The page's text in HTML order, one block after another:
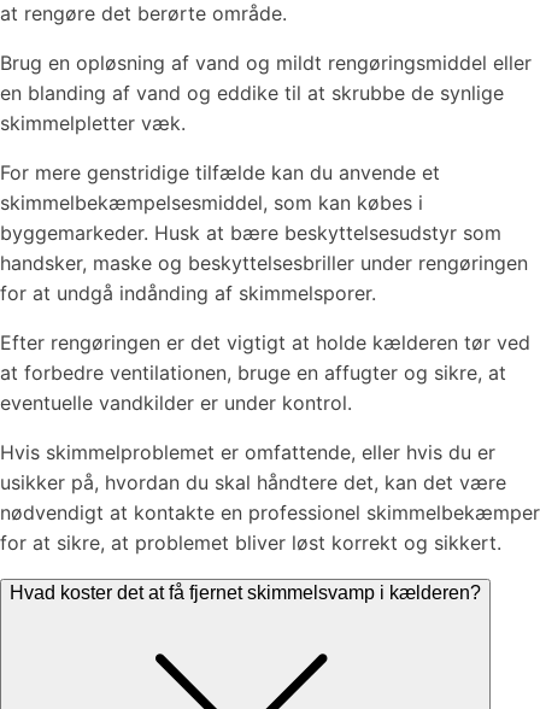
at rengøre det berørte område.
Brug en opløsning af vand og mildt rengøringsmiddel eller
en blanding af vand og eddike til at skrubbe de synlige
skimmelpletter væk.
For mere genstridige tilfælde kan du anvende et
skimmelbekæmpelsesmiddel, som kan købes i
byggemarkeder. Husk at bære beskyttelsesudstyr som
handsker, maske og beskyttelsesbriller under rengøringen
for at undgå indånding af skimmelsporer.
Efter rengøringen er det vigtigt at holde kælderen tør ved
at forbedre ventilationen, bruge en affugter og sikre, at
eventuelle vandkilder er under kontrol.
Hvis skimmelproblemet er omfattende, eller hvis du er
usikker på, hvordan du skal håndtere det, kan det være
nødvendigt at kontakte en professionel skimmelbekæmper
for at sikre, at problemet bliver løst korrekt og sikkert.
Hvad koster det at få fjernet skimmelsvamp i kælderen?